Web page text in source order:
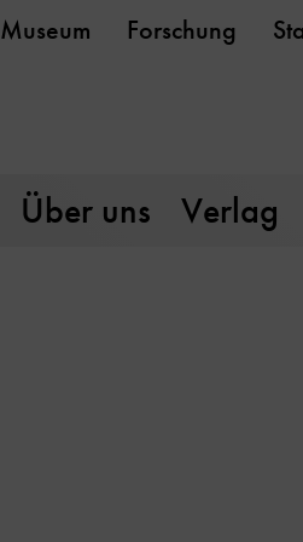
Museum Forschung
Über uns Verlag